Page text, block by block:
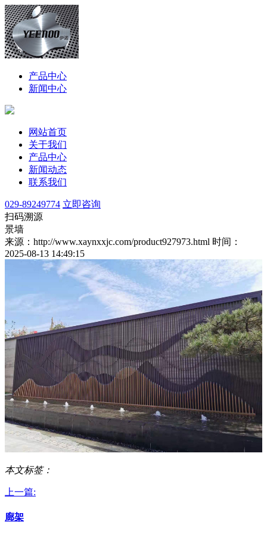
产品中心
新闻中心
网站首页
关于我们
产品中心
新闻动态
联系我们
029-89249774 立即咨询
扫码溯源
景墙
来源：http://www.xaynxxjc.com/product927973.html 时间：
2025-08-13 14:49:15
本文标签：
上一篇:
廊架